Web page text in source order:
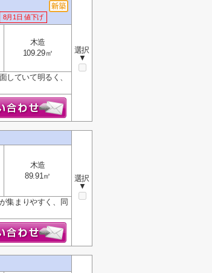
8月1日 値下げ
選択
▼
木造
109.29㎡
していて明るく、
選択
▼
木造
89.91㎡
集まりやすく、同